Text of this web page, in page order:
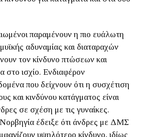
παραμένουν η πιο ευάλωτη
αδυναμίας και διαταραχών
τον κίνδυνο πτώσεων και
στο ισχίο. Ενδιαφέρον
που δείχνουν ότι η συσχέτιση
και κινδύνου κατάγματος είναι
σε σχέση με τις γυναίκες.
έδειξε ότι άνδρες με ΔΜΣ
υψηλότερο κίνδυνο, ιδίως